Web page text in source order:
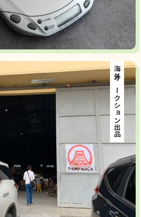
海外オークション出品